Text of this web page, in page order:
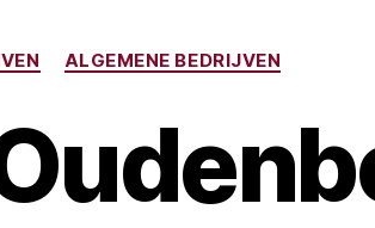
Categorieën
ALGEMENE BEDRIJVEN